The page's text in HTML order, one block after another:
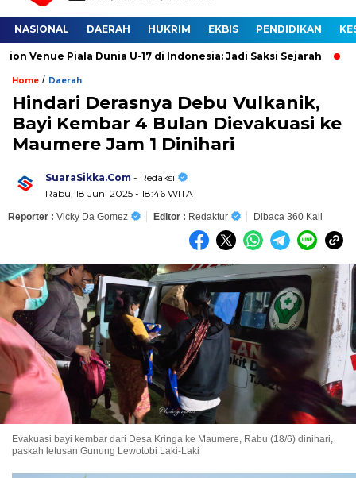
NASIONAL DAERAH HUKRIM EKBIS PENDIDIKAN
Piala Dunia U-17 di Indonesia: Jadi Saksi Sejarah
Home / Daerah
Hindari Derasnya Debu Vulkanik,
Bayi Kembar 4 Bulan Dievakuasi ke
Maumere Jam 1 Dinihari
SuaraSikka.Com - Redaksi
Rabu, 18 Juni 2025 - 18:46 WITA
Reporter : Vicky Da Gomez Editor : Redaktur Dibaca 360 Kali
Evakuasi bayi kembar dari Desa Kringa ke Maumere, Rabu (18/6) dinihari,
paskah letusan Gunung Lewotobi Laki-Laki